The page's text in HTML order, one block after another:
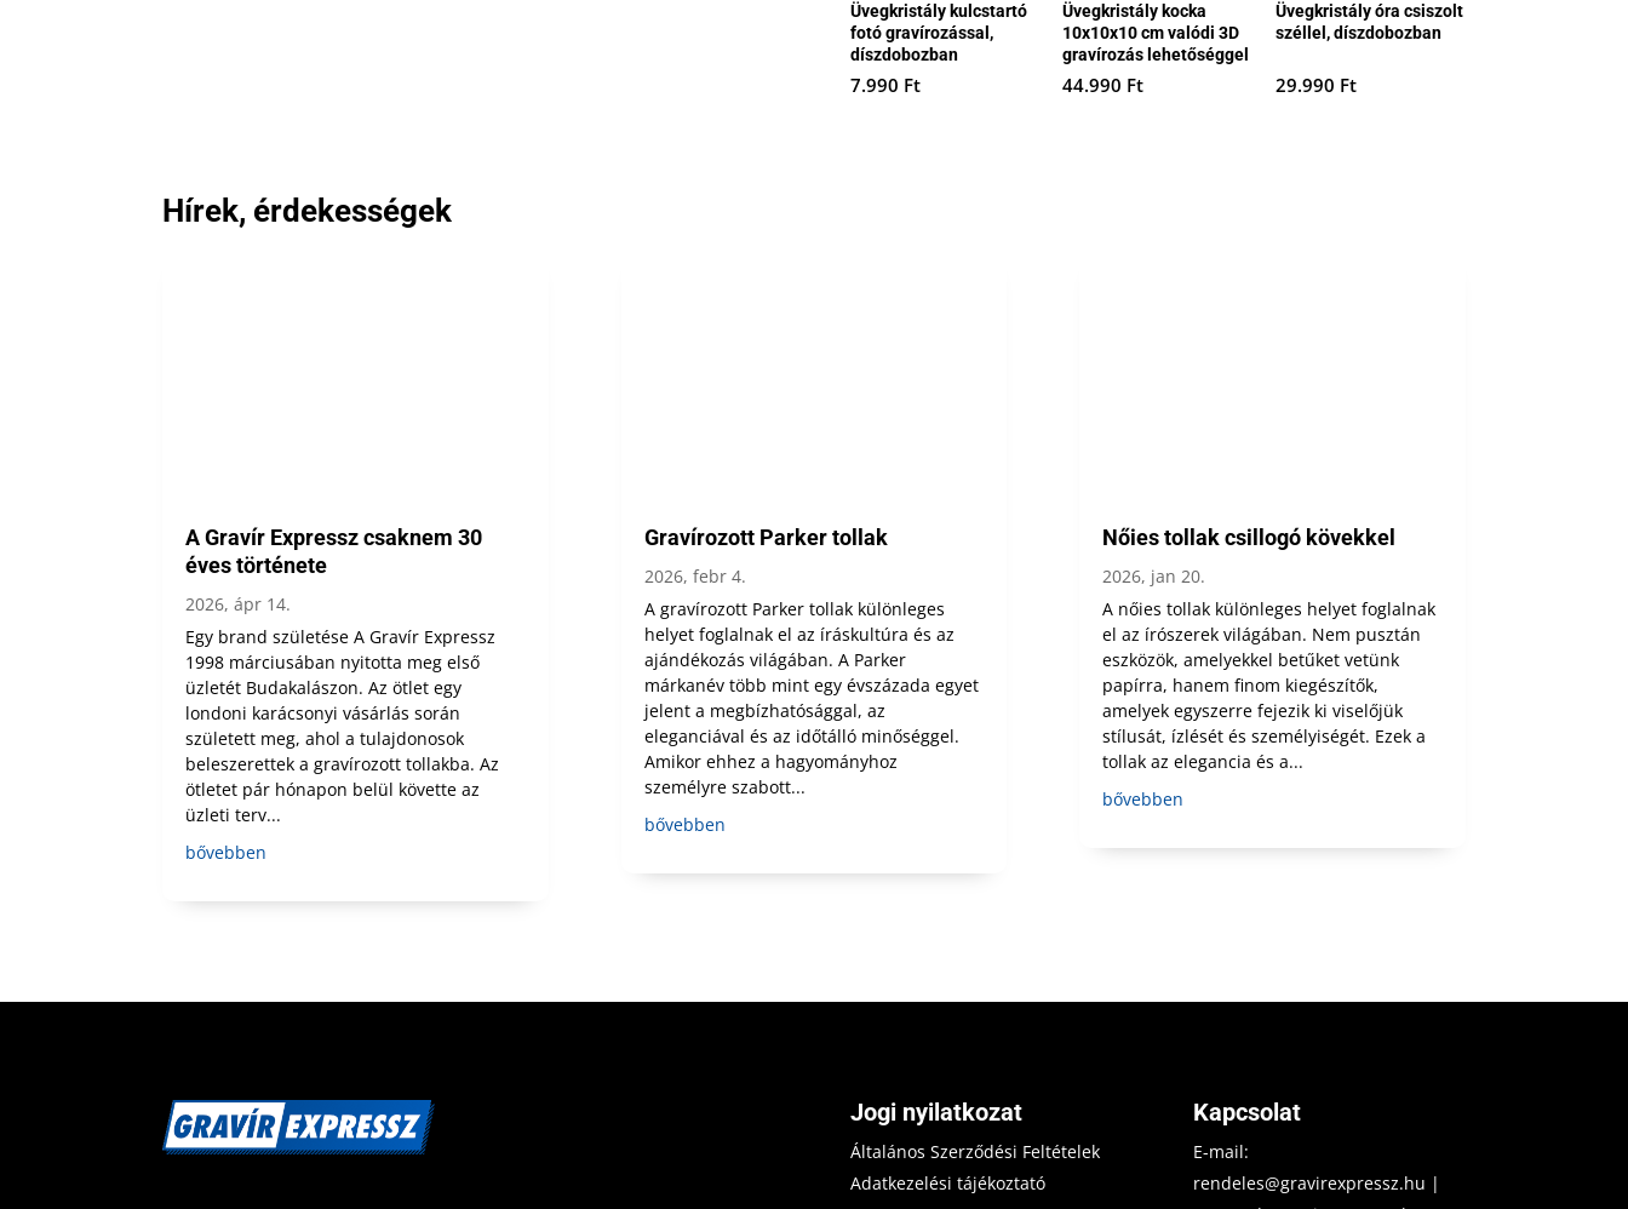
Üvegkristály kulcstartó
fotó gravírozással,
díszdobozban
7.990 Ft
Üvegkristály kocka
10x10x10 cm valódi 3D
gravírozás lehetőséggel
44.990 Ft
Üvegkristály óra csiszolt
széllel, díszdobozban
29.990 Ft
Hírek, érdekességek
A Gravír Expressz csaknem 30
éves története
2026, ápr 14.
Egy brand születése A Gravír Expressz
1998 márciusában nyitotta meg első
üzletét Budakalászon. Az ötlet egy
londoni karácsonyi vásárlás során
született meg, ahol a tulajdonosok
beleszerettek a gravírozott tollakba. Az
ötletet pár hónapon belül követte az
üzleti terv...
bővebben
Gravírozott Parker tollak
2026, febr 4.
A gravírozott Parker tollak különleges
helyet foglalnak el az íráskultúra és az
ajándékozás világában. A Parker
márkanév több mint egy évszázada egyet
jelent a megbízhatósággal, az
eleganciával és az időtálló minőséggel.
Amikor ehhez a hagyományhoz
személyre szabott...
bővebben
Nőies tollak csillogó kövekkel
2026, jan 20.
A nőies tollak különleges helyet foglalnak
el az írószerek világában. Nem pusztán
eszközök, amelyekkel betűket vetünk
papírra, hanem finom kiegészítők,
amelyek egyszerre fejezik ki viselőjük
stílusát, ízlését és személyiségét. Ezek a
tollak az elegancia és a...
bővebben
Jogi nyilatkozat
Általános Szerződési Feltételek
Adatkezelési tájékoztató
Kapcsolat
E-mail:
rendeles@gravirexpressz.hu |